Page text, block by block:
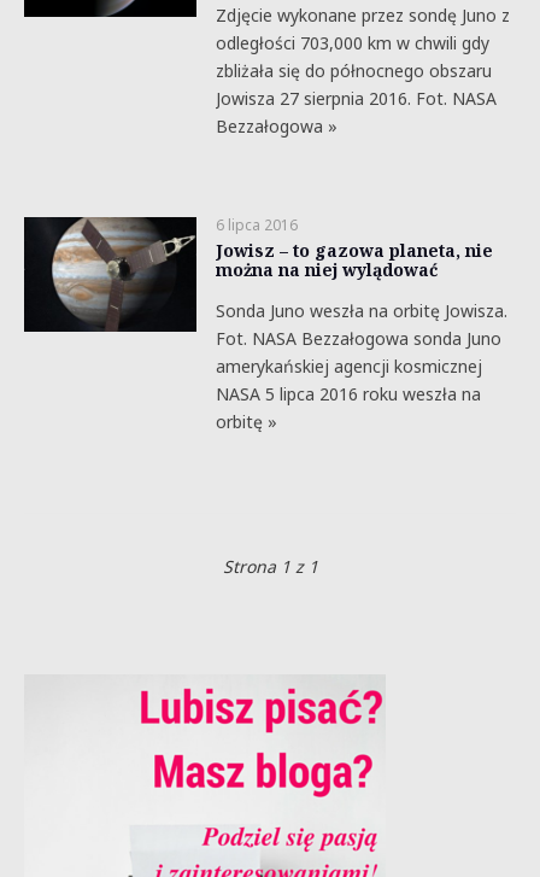
Zdjęcie wykonane przez sondę Juno z
odległości 703,000 km w chwili gdy
zbliżała się do północnego obszaru
Jowisza 27 sierpnia 2016. Fot. NASA
Bezzałogowa »
6 lipca 2016
Jowisz – to gazowa planeta, nie
można na niej wylądować
Sonda Juno weszła na orbitę Jowisza.
Fot. NASA Bezzałogowa sonda Juno
amerykańskiej agencji kosmicznej
NASA 5 lipca 2016 roku weszła na
orbitę »
Strona 1 z 1